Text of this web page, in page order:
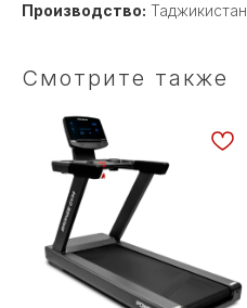
Производство: Таджикистан
Смотрите также